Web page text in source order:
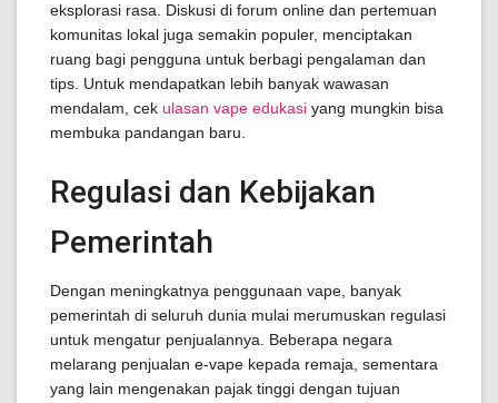
eksplorasi rasa. Diskusi di forum online dan pertemuan
komunitas lokal juga semakin populer, menciptakan
ruang bagi pengguna untuk berbagi pengalaman dan
tips. Untuk mendapatkan lebih banyak wawasan
mendalam, cek ulasan vape edukasi yang mungkin bisa
membuka pandangan baru.
Regulasi dan Kebijakan
Pemerintah
Dengan meningkatnya penggunaan vape, banyak
pemerintah di seluruh dunia mulai merumuskan regulasi
untuk mengatur penjualannya. Beberapa negara
melarang penjualan e-vape kepada remaja, sementara
yang lain mengenakan pajak tinggi dengan tujuan